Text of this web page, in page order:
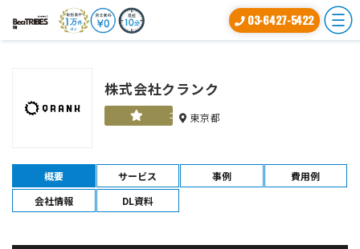
03-6427-5422
株式会社クランク
ゴールド東京都
概要 サービス 事例
費用例
会社情報
DL資料